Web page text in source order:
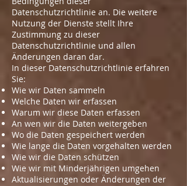
Datenschutzrichtlinie an. Die weitere
Nutzung der Dienste stellt Ihre
Zustimmung zu dieser
Datenschutzrichtlinie und allen
Änderungen daran dar.
In dieser Datenschutzrichtlinie erfahren
Sie:
Wie wir Daten sammeln
Welche Daten wir erfassen
Warum wir diese Daten erfassen
An wen wir die Daten weitergeben
Wo die Daten gespeichert werden
Wie lange die Daten vorgehalten werden
Wie wir die Daten schützen
Wie wir mit Minderjährigen umgehen
Aktualisierungen oder Änderungen der